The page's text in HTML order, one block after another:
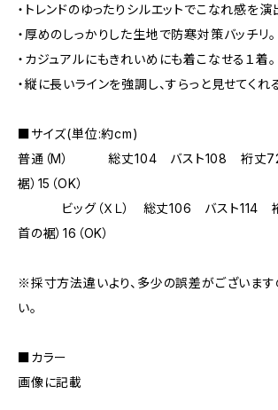
・トレンドのゆったりシルエットでこなれ感を演
・厚めのしっかりした生地で防寒対策バッチリ。
・カジュアルにもきれいめにも着こなせる１着。
・縦に長いラインを強調し、すらっと見せてくれ
■サイズ(単位:約cm)
普通（M） 総丈104 バスト108 裄丈
裾）15（OK）
ビッグ（ＸＬ） 総丈106 バスト114
首の裾）16（OK）
※採寸方法違いより、多少の誤差がございます
い。
■カラー
画像に記載